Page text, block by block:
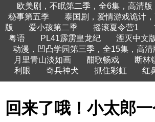
欧美剧，不眠第二季，全6集，高清版
秘事第五季
泰国剧，爱情游戏诡计
版
爱小孩第二季 摇滚夏令营1
粤语
PL41霹雳皇龙纪 湮灭中文
动漫，凹凸学园第三季，全15集，高清
月里青山淡如画
酣歌畅戏 断林
利眼
奇兵神犬 抓住彩虹 红
回来了哦！小太郎